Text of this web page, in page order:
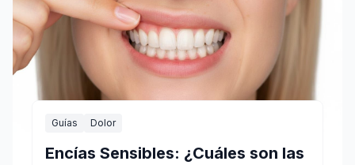
Guías Dolor
Encías Sensibles: ¿Cuáles son las